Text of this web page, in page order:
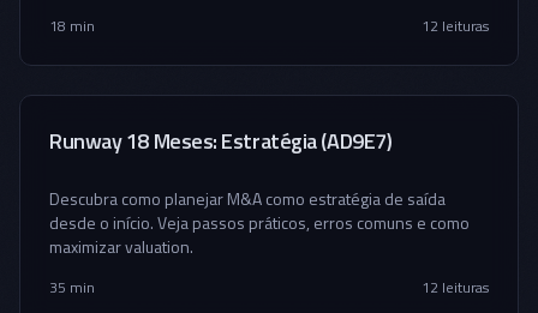
financeiro.
18 min 12 leituras
Runway 18 Meses: Estratégia (AD9E7)
Descubra como planejar M&A como estratégia de saída
desde o início. Veja passos práticos, erros comuns e como
maximizar valuation.
35 min 12 leituras